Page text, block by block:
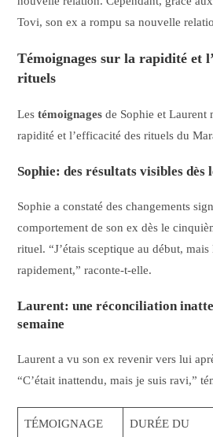
Tovi, son ex a rompu sa nouvelle
Témoignages sur la rapidité et
rituels
Lestémoignages de Sophie et Laurent
rapidité et l’efficacité des rituels du
Sophie: des résultats visibles dès
Sophie a constaté des changements
comportement de son ex dès le
rituel. “J’étais sceptique au début,
rapidement,” raconte-t-elle.
Laurent: une réconciliation
semaine
Laurent a vu son ex revenir vers lui
“C’était inattendu, mais je suis ravi,”
TÉMOIGNAGE
DURÉE DU